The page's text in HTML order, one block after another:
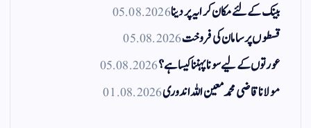
بینک کے لئے مکان کرایہ پر دینا05.08.2026
قسطوں پر سامان کی فروخت05.08.2026
عورتوں کے لیے سونا پہننا کیسا ہے؟05.08.2026
مولانا قاضی محمد معین اللہ اندوری01.08.2026